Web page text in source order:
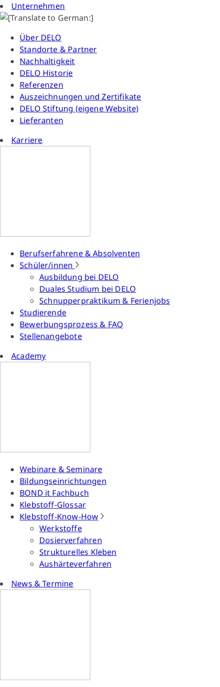
Unternehmen
Über DELO
Standorte & Partner
Nachhaltigkeit
DELO Historie
Referenzen
Auszeichnungen und Zertifikate
DELO Stiftung (eigene Website)
Lieferanten
Karriere
Berufserfahrene & Absolventen
Schüler/innen
Ausbildung bei DELO
Duales Studium bei DELO
Schnupperpraktikum & Ferienjobs
Studierende
Bewerbungsprozess & FAQ
Stellenangebote
Academy
Webinare & Seminare
Bildungseinrichtungen
BOND it Fachbuch
Klebstoff-Glossar
Klebstoff-Know-How
Werkstoffe
Dosierverfahren
Strukturelles Kleben
Aushärteverfahren
News & Termine